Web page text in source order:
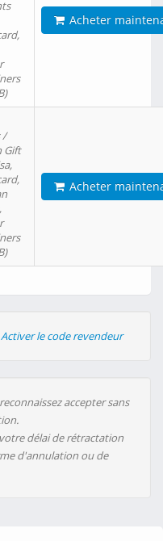
Acheter
/
Gift
Acheter
Activer le code revendeur
accepter sans
délai de rétractation
d'annulation ou de